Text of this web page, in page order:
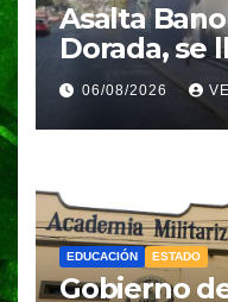
Asalta
Dorada, se
pesos
06/08/2026
EDUCACIÓN ESTADO
Gobierno